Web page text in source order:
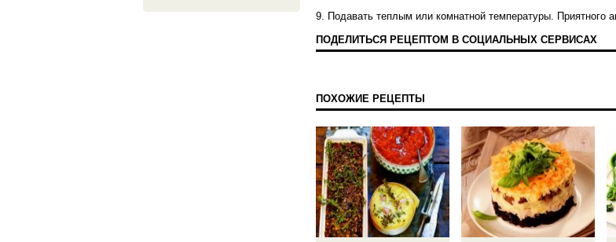
9. Подавать теплым или комнатной температуры. Приятного
ПОДЕЛИТЬСЯ РЕЦЕПТОМ В СОЦИАЛЬНЫХ СЕРВИСАХ
ПОХОЖИЕ РЕЦЕПТЫ